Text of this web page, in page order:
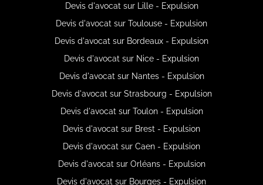
Devis d'avocat sur Lille - Expulsion
Devis d'avocat sur Toulouse - Expulsion
Devis d'avocat sur Bordeaux - Expulsion
Devis d'avocat sur Nice - Expulsion
Devis d'avocat sur Nantes - Expulsion
Devis d'avocat sur Strasbourg - Expulsion
Devis d'avocat sur Toulon - Expulsion
Devis d'avocat sur Brest - Expulsion
Devis d'avocat sur Caen - Expulsion
Devis d'avocat sur Orléans - Expulsion
Devis d'avocat sur Bourges - Expulsion